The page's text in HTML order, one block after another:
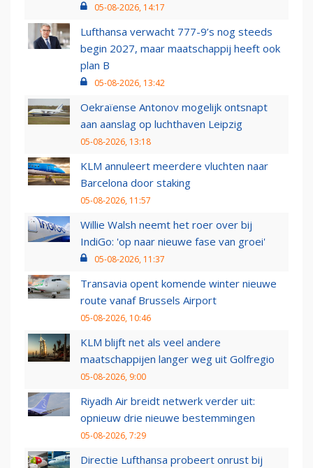
05-08-2026, 14:17
Lufthansa verwacht 777-9’s nog steeds
begin 2027, maar maatschappij heeft ook
plan B
05-08-2026, 13:42
Oekraïense Antonov mogelijk ontsnapt
aan aanslag op luchthaven Leipzig
05-08-2026, 13:18
KLM annuleert meerdere vluchten naar
Barcelona door staking
05-08-2026, 11:57
Willie Walsh neemt het roer over bij
IndiGo: 'op naar nieuwe fase van groei'
05-08-2026, 11:37
Transavia opent komende winter nieuwe
route vanaf Brussels Airport
05-08-2026, 10:46
KLM blijft net als veel andere
maatschappijen langer weg uit Golfregio
05-08-2026, 9:00
Riyadh Air breidt netwerk verder uit:
opnieuw drie nieuwe bestemmingen
05-08-2026, 7:29
Directie Lufthansa probeert onrust bij